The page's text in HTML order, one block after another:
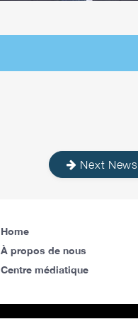
Next News
Home
À propos de nous
Centre médiatique